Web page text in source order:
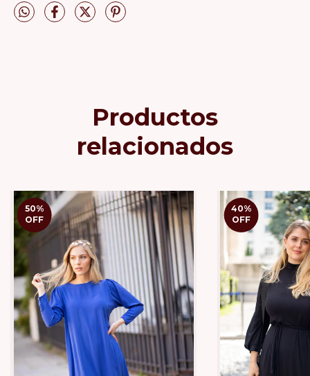
Productos
relacionados
50%
OFF
40%
OFF